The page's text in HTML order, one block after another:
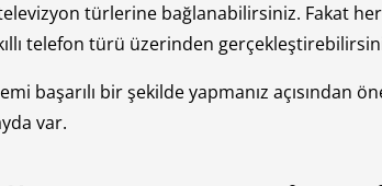
türlerine bağlanabilirsiniz. Fakat
telefon türü üzerinden
başarılı bir şekilde yapmanız
var.